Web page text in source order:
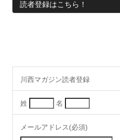
読者登録はこちら！
川西マガジン読者登録
姓 名
メールアドレス(必須)